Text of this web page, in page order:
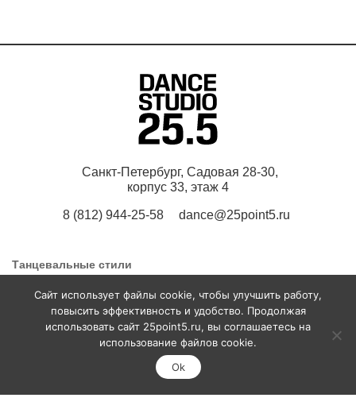
Санкт-Петербург, Садовая 28-30,
корпус 33, этаж 4
8 (812) 944-25-58 dance@25point5.ru
Танцевальные стили
Фем Хип-Хоп
Паппинг
Вог
Контемпорари
НАПИСАТЬ В
Cайт использует файлы cookie, чтобы улучшить работу,
повысить эффективность и удобство. Продолжая
использовать сайт 25point5.ru, вы соглашаетесь на
использование файлов cookie.
Ok